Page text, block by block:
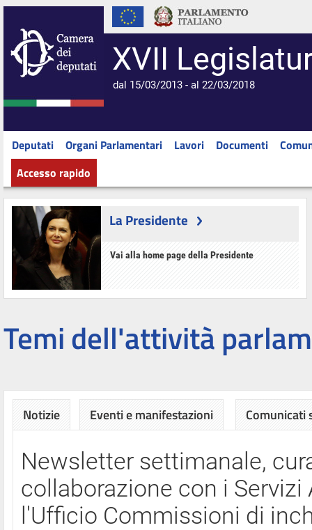
XVII
dal 15/03/2013 - al 22/03/2018
Deputati Organi Parlamentari Lavori Documenti
Accesso rapido
La Presidente
Vai alla home page della Presidente
Temi dell'attività
Notizie Eventi e manifestazioni Comunicati
Newsletter settimanale,
collaborazione con i
l'Ufficio Commissioni di